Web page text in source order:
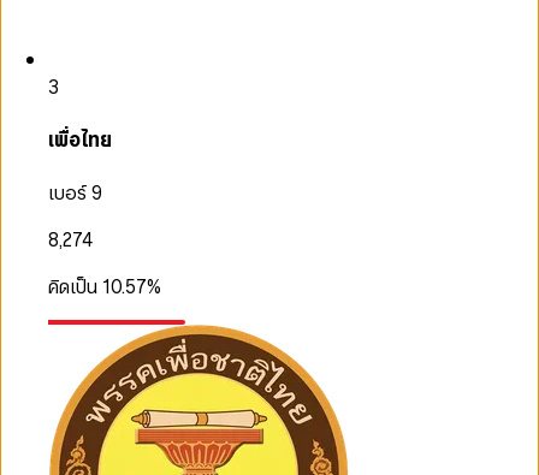
3
เพื่อไทย
เบอร์ 9
8,274
คิดเป็น 10.57%